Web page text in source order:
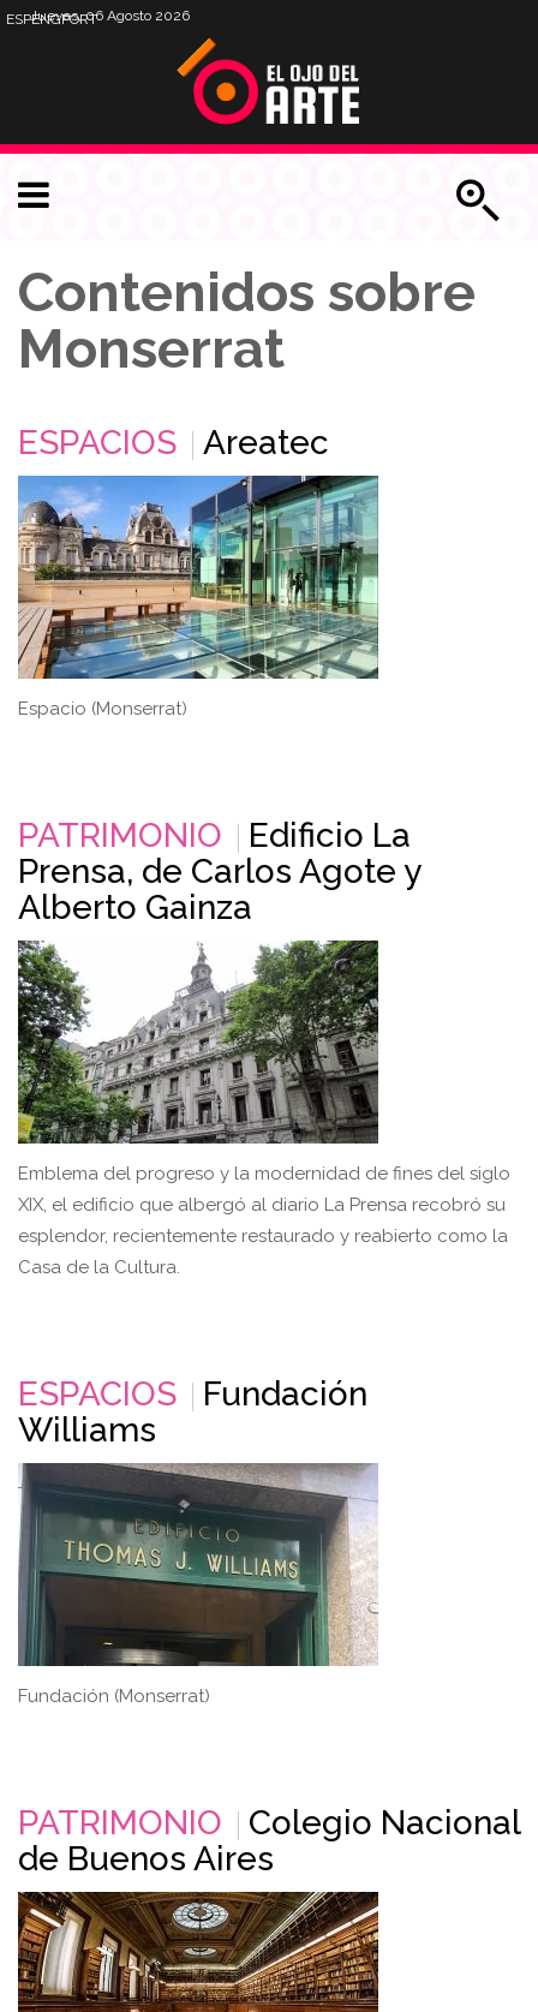
Jueves, 06 Agosto 2026
ESPENGPORT
Contenidos sobre
Monserrat
ESPACIOS Areatec
Espacio (Monserrat)
PATRIMONIO
Edificio La
Prensa, de Carlos Agote y
Alberto Gainza
Emblema del progreso y la modernidad de fines del siglo
XIX, el edificio que albergó al diario La Prensa recobró su
esplendor, recientemente restaurado y reabierto como la
Casa de la Cultura.
ESPACIOS
Fundación
Williams
Fundación (Monserrat)
PATRIMONIO
Colegio Nacional
de Buenos Aires